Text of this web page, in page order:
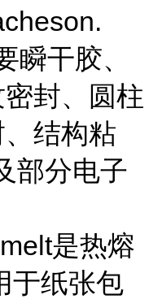
瞬干胶、
封、圆柱
结构粘
部分电子
是热熔
于纸张包